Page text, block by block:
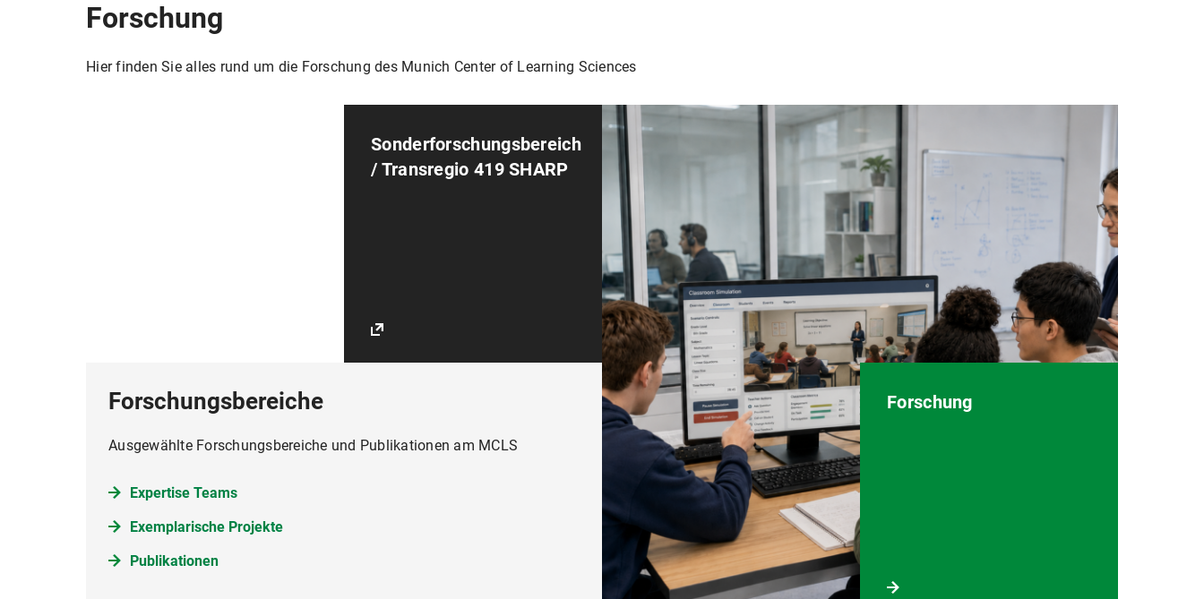
Forschung
Hier finden Sie alles rund um die Forschung des Munich Center of Learning Sciences
Forschungsbereiche
Ausgewählte Forschungsbereiche und Publikationen am MCLS
Expertise Teams
Exemplarische Projekte
Publikationen
Forschung
Sonderforschungsbereich
/ Transregio 419 SHARP